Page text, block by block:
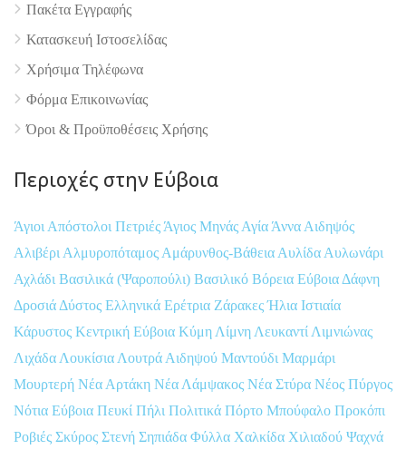
Πακέτα Εγγραφής
Κατασκευή Ιστοσελίδας
Χρήσιμα Τηλέφωνα
Φόρμα Επικοινωνίας
Όροι & Προϋποθέσεις Xρήσης
Περιοχές στην Εύβοια
Άγιοι Απόστολοι Πετριές Άγιος Μηνάς Αγία Άννα Αιδηψός
Αλιβέρι Αλμυροπόταμος Αμάρυνθος-Βάθεια Αυλίδα Αυλωνάρι
Αχλάδι Βασιλικά (Ψαροπούλι) Βασιλικό Βόρεια Εύβοια Δάφνη
Δροσιά Δύστος Ελληνικά Ερέτρια ΖάρακεςΉλια Ιστιαία
Κάρυστος Κεντρική Εύβοια Κύμη Λίμνη Λευκαντί Λιμνιώνας
Λιχάδα Λουκίσια Λουτρά Αιδηψού Μαντούδι Μαρμάρι
Μουρτερή Νέα Αρτάκη Νέα Λάμψακος Νέα Στύρα Νέος Πύργος
Νότια Εύβοια Πευκί Πήλι Πολιτικά Πόρτο Μπούφαλο Προκόπι
Ροβιές Σκύρος Στενή Σηπιάδα Φύλλα Χαλκίδα Χιλιαδού Ψαχνά